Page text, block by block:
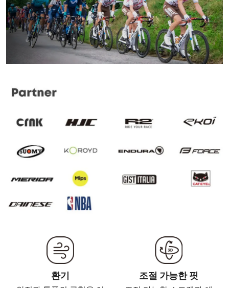
환기 조절 가능한 핏